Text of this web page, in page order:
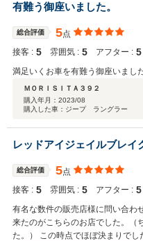
有難う御座いました。
総合評価 5点
接客 : 5 雰囲気 : 5 アフター : 5
満足いくお車を有難う御座いました
ＭＯＲＩＳＩＴＡ３９２
購入年月： 2023/08
購入した車：ジープ ラングラー
レッドアイジェイルブレイ
総合評価 5点
接客 : 5 雰囲気 : 5 アフター : 5
有名な数件の販売店様に問い合わ
来たのがこちらのお店でした。（
た。） この時点でほぼ決まりで